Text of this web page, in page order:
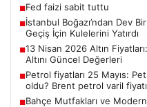
■Fed faizi sabit tuttu
■İstanbul Boğazı’ndan Dev
Geçiş İçin Kulelerini Yatırdı
■13 Nisan 2026 Altın
Altını Güncel Değerleri
■Petrol fiyatları 25 Mayıs:
oldu? Brent petrol varil
■Bahçe Mutfakları ve Modern